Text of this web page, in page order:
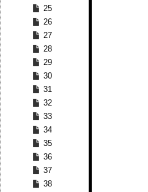
25
26
27
28
29
30
31
32
33
34
35
36
37
38